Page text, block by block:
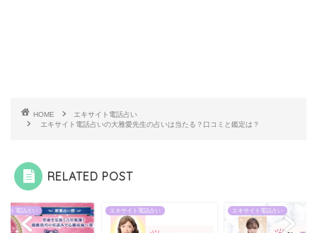
HOME
エキサイト電話占い
エキサイト電話占いの大雅愛先生の占いは当たる？口コミと鑑定は？
RELATED POST
イト電話占い エキサイト電話占い エキサイト電話占い